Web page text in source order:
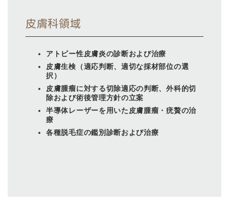
皮膚科領域
アトピー性皮膚炎の診断および治療
皮膚生検（適応判断、適切な採材部位の選
択）
皮膚腫瘤に対する切除適応の判断、外科的切
除および術後管理方針の立案
半導体レーザーを用いた皮膚腫瘤・疣贅の治
療
各種脱毛症の鑑別診断および治療